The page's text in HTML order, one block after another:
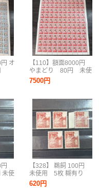
オ
図
円
未使
次
【110】額面8000円
やまどり 80円 未使
用 100枚シート 新動
植物国宝図案切手 三
7500円
【328】 鵜飼 100円
未使用 5枚 糊有り
第２次動植物国宝図案
切手
620円